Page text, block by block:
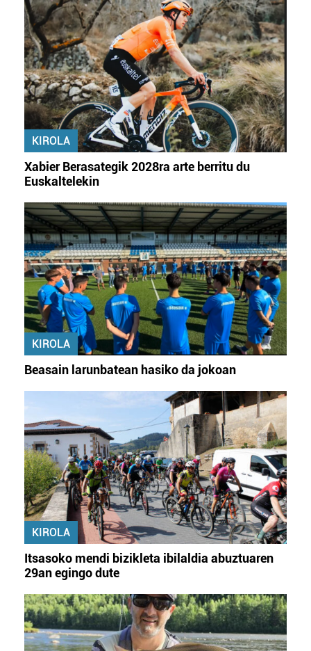
KIROLA
Xabier Berasategik 2028ra arte berritu du
Euskaltelekin
KIROLA
Beasain larunbatean hasiko da jokoan
KIROLA
Itsasoko mendi bizikleta ibilaldia abuztuaren
29an egingo dute